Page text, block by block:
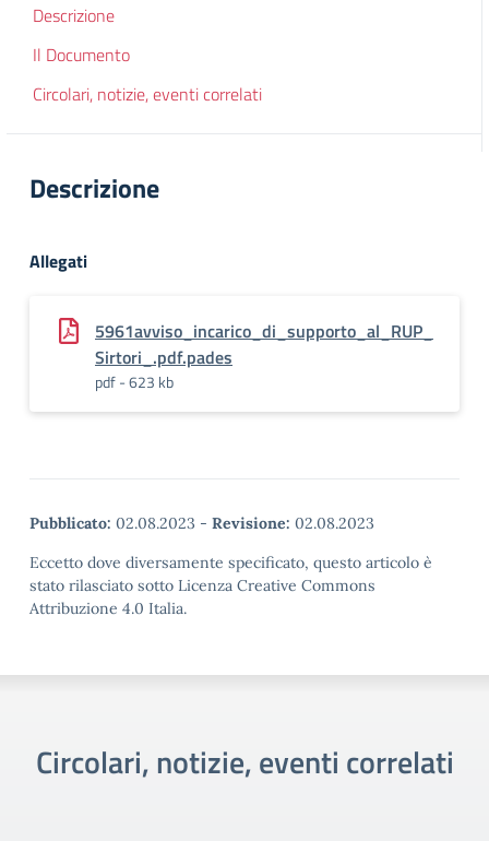
Descrizione
Il Documento
Circolari, notizie, eventi correlati
Descrizione
Allegati
5961avviso_incarico_di_supporto_al_RUP_
Sirtori_.pdf.pades
pdf - 623 kb
Pubblicato: 02.08.2023 - Revisione: 02.08.2023
Eccetto dove diversamente specificato, questo articolo è
stato rilasciato sotto Licenza Creative Commons
Attribuzione 4.0 Italia.
Circolari, notizie, eventi correlati